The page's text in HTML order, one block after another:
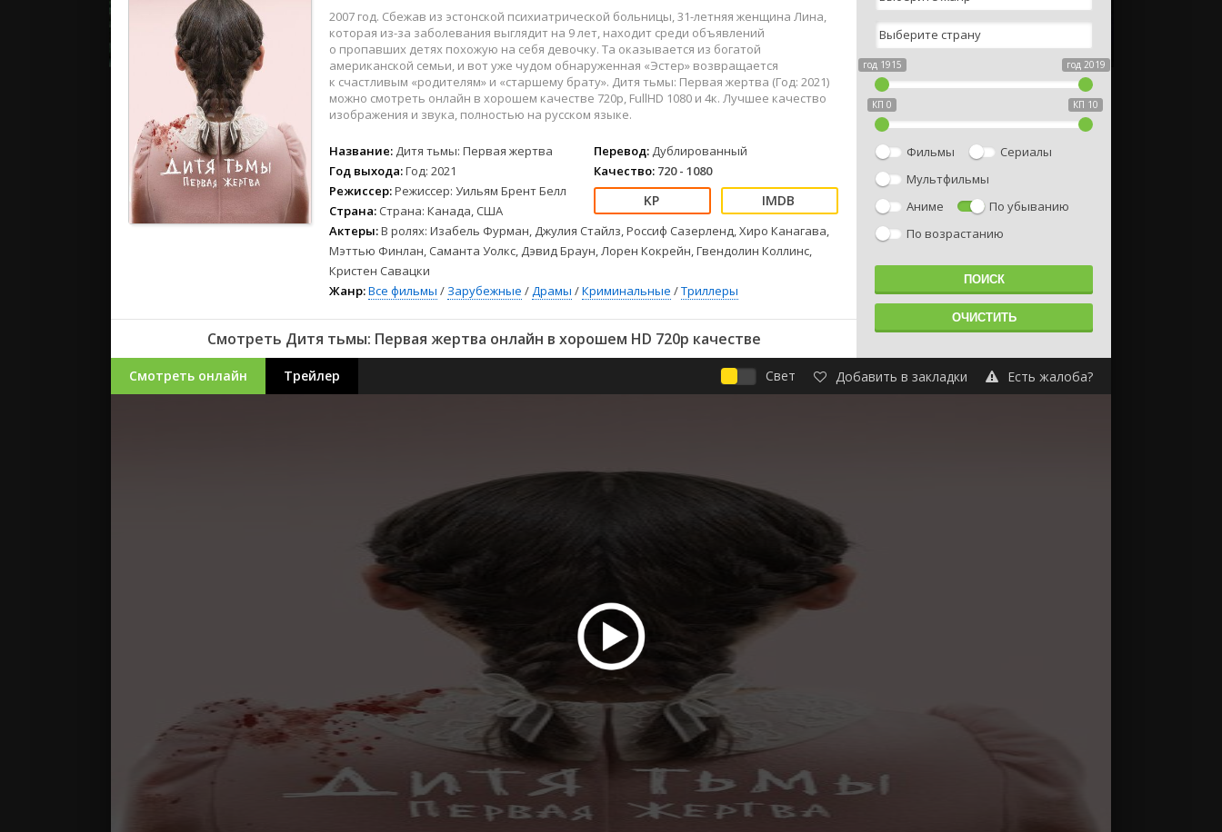
2024
2023
2022
2021
СССР
Зарубежные
Детективы
Детские
Драмы
Комедии
Семейные
Спорт
Триллеры
Ужасы
Фэнтези
2023
2022
2021
СССР
Зарубежные
Фильмы из соцетей
2007 год. Сбежав из эстонской психиатрической больницы, 31-летняя женщина Лина,
которая из-за заболевания выглядит на 9 лет, находит среди объявлений
о пропавших детях похожую на себя девочку. Та оказывается из богатой
американской семьи, и вот уже чудом обнаруженная «Эстер» возвращается
к счастливым «родителям» и «старшему брату». Дитя тьмы: Первая жертва (Год: 2021)
можно смотреть онлайн в хорошем качестве 720p, FullHD 1080 и 4к. Лучшее качество
изображения и звука, полностью на русском языке.
Название: Дитя тьмы: Первая жертва
Год выхода:Год: 2021
Режиссер:Режиссер: Уильям Брент Белл
Страна: Страна: Канада, США
Перевод: Дублированный
Качество: 720 - 1080
Актеры:В ролях: Изабель Фурман, Джулия Стайлз, Россиф Сазерленд, Хиро Канагава,
Мэттью Финлан, Саманта Уолкс, Дэвид Браун, Лорен Кокрейн, Гвендолин Коллинс,
Кристен Савацки
Жанр:Все фильмы / Зарубежные /Драмы /Криминальные /Триллеры
Смотреть Дитя тьмы: Первая жертва онлайн в хорошем HD 720p качестве
год 1915 год 2019
КП 0 КП 10
Фильмы
Сериалы
Мультфильмы
Аниме
По убыванию
По возрастанию
Смотреть онлайн Трейлер Свет Добавить в закладки Есть жалоба?